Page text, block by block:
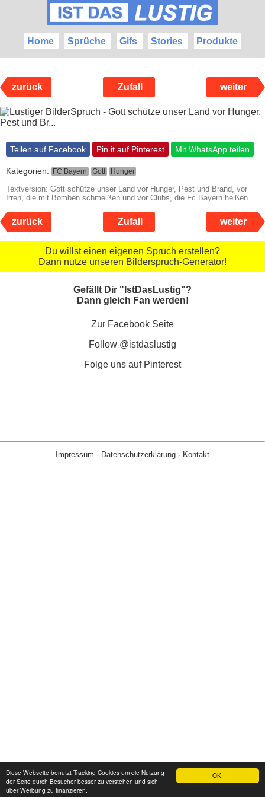
OK!
Diese Webseite benutzt Tracking Cookies um die Nutzung
der Seite durch Besucher besser zu verstehen und sich
über Werbung zu finanzieren.
Home Sprüche Gifs Stories Produkte
zurück Zufall weiter
Teilen auf Facebook Pin it auf Pinterest Mit WhatsApp teilen
Kategorien: FC Bayern Gott Hunger
Textversion: Gott schütze unser Land vor Hunger, Pest und Brand, vor
Irren, die mit Bomben schmeißen und vor Clubs, die Fc Bayern heißen.
zurück Zufall weiter
Du willst einen eigenen Spruch erstellen?
Dann nutze unseren Bilderspruch-Generator!
Gefällt Dir "IstDasLustig"?
Dann gleich Fan werden!
Zur Facebook Seite
Follow @istdaslustig
Folge uns auf Pinterest
Impressum · Datenschutzerklärung · Kontakt